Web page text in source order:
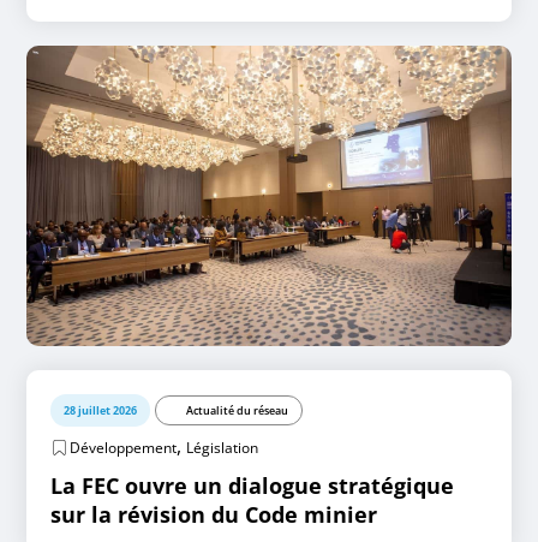
28 juillet 2026 Actualité du réseau
Développement, Législation
La FEC ouvre un dialogue stratégique
sur la révision du Code minier